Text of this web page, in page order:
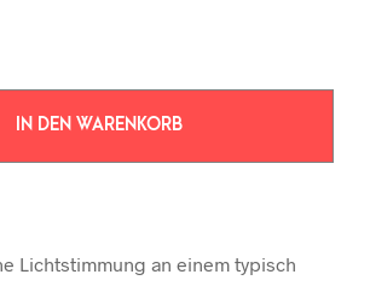
IN DEN WARENKORB
Lichtstimmung an einem typisch